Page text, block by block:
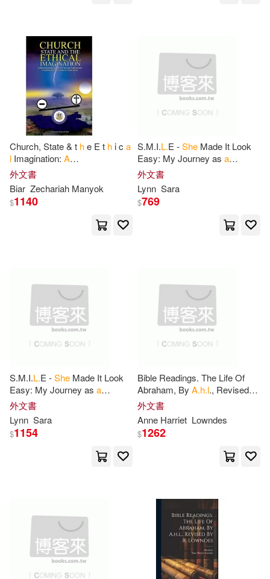
Richard H.(216)
Harris(211)
Clark(207) George(206)
Anonymous(201) Lee(196)
Taylor(196) C. H.(194)
E. L.(190)
Brian L.(188)
Scott(182) T. L.(182)
Roberts(181) Witt(179)
H(173)
Kingsley(172) Tamara(171)
Houghton Mifflin Harcourt(97)
Kendall Hunt Pub Co(95)
Independent Pub Group(94)
Houghton Mifflin(89)
St Martins Pr(86)
Rowman & Littlefield Pub Inc(83)
Zondervan(82)
Brilliance Audio(81)
Deutsche Grammophon(79)
Paul H Brookes Pub Co(75)
Tate Pub & Enterprises Llc(75)
Church, State & t he E t h i c a
l Imagination: A
Phenomenological Study of
Christian, Cultural and
Constitutional
外文書
Biar Zechariah Manyok
$1140
S.M.I.L.E -She Made It Look
Easy: My Journey as a
Walking Quadriplegic
外文書
Lynn Sara
$769
S.M.I.L.E -She Made It Look
Easy: My Journey as a
Walking Quadriplegic
外文書
Lynn Sara
$1154
Bible Readings. The Life Of
Abraham, By A.h.l., Revised
By R. Lowndes
外文書
Anne Harriet Lowndes
$1262